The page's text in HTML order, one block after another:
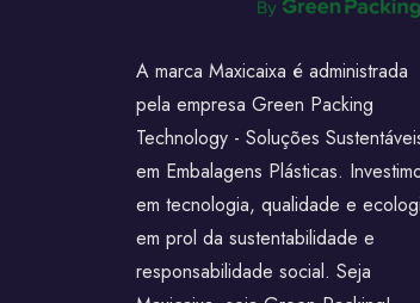
A marca Maxicaixa é administrada
pela empresa Green Packing
Technology - Soluções
em Embalagens Plásticas.
em tecnologia, qualidade e
em prol da sustentabilidade e
responsabilidade social. Seja